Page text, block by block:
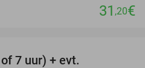
31 ,20€
7 uur) + evt.